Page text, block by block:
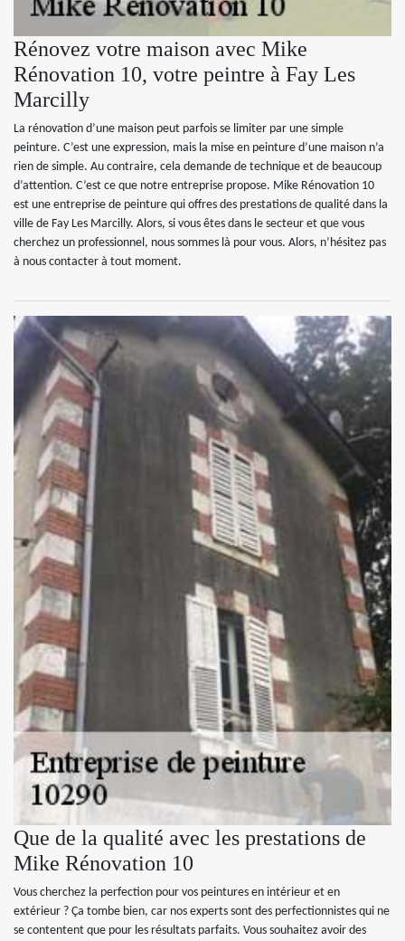
Rénovez votre maison avec Mike
Rénovation 10, votre peintre à Fay Les
Marcilly
La rénovation d’une maison peut parfois se limiter par une simple
peinture. C’est une expression, mais la mise en peinture d’une maison n’a
rien de simple. Au contraire, cela demande de technique et de beaucoup
d’attention. C’est ce que notre entreprise propose. Mike Rénovation 10
est une entreprise de peinture qui offres des prestations de qualité dans la
ville de Fay Les Marcilly. Alors, si vous êtes dans le secteur et que vous
cherchez un professionnel, nous sommes là pour vous. Alors, n’hésitez pas
à nous contacter à tout moment.
Que de la qualité avec les prestations de
Mike Rénovation 10
Vous cherchez la perfection pour vos peintures en intérieur et en
extérieur ? Ça tombe bien, car nos experts sont des perfectionnistes qui ne
se contentent que pour les résultats parfaits. Vous souhaitez avoir des